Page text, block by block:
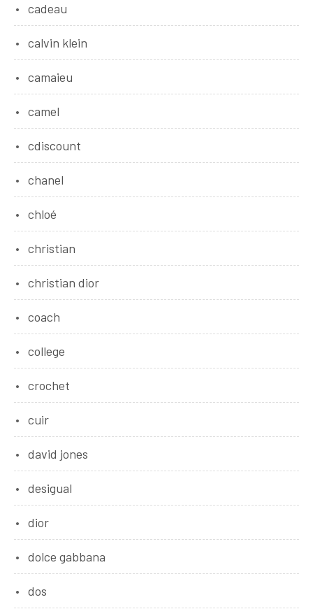
cadeau
calvin klein
camaieu
camel
cdiscount
chanel
chloé
christian
christian dior
coach
college
crochet
cuir
david jones
desigual
dior
dolce gabbana
dos